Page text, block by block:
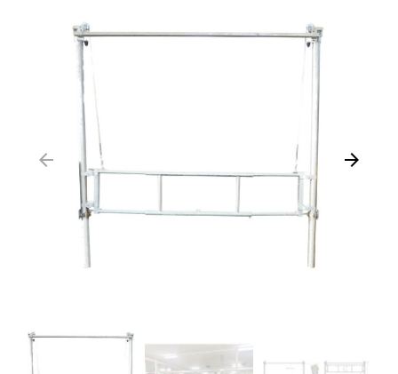
Précédent
arrow_backward Suivant
arrow_forward